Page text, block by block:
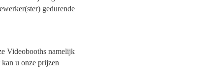
gedurende
Videobooths namelijk
u onze prijzen